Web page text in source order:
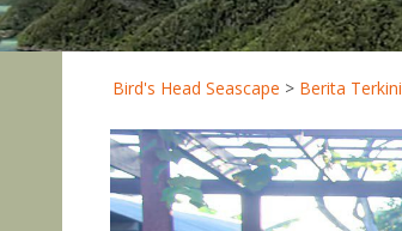
Bird's Head Seascape > Berita Terkini